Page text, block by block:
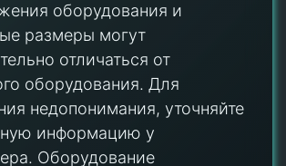
оборудования и
размеры могут
отличаться от
оборудования. Для
недопонимания, уточняйте
информацию у
Оборудование